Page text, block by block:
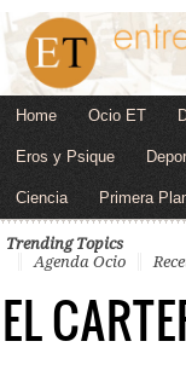
Home Ocio ET
Eros y Psique
Ciencia Primera
Trending Topics
Agenda Ocio
EL